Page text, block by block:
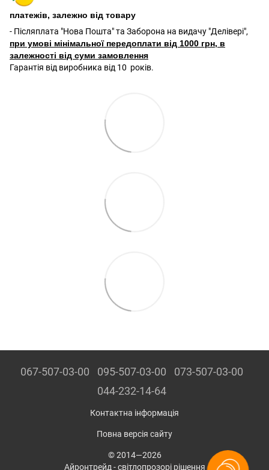
платежів, залежно від товару
- Післяплата "Нова Пошта" та Заборона на видачу "Делівері",
при умові мінімальної передоплати від 1000 грн, в
залежності від суми замовлення
Гарантія від виробника від 10 років.
067-507-03-00 095-507-03-00
073-507-03-00
044-232-14-64
Контактна інформація
Повна версія сайту
© 2014—2026
Айронтрейд - світлопрозорі рішення